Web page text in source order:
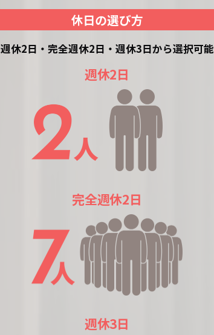
休日の選び方
週休2日・完全週休2日・週休3日から選択可能
週休2日
完全週休2日
週休3日